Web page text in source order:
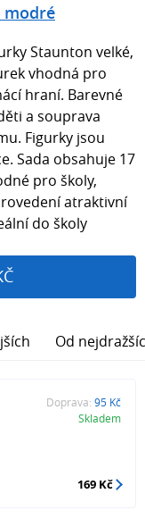
modré
Staunton velké,
vhodná pro
hraní. Barevné
a souprava
Figurky jsou
Sada obsahuje 17
pro školy,
atraktivní
do školy
Od
Doprava: 95 Kč
Skladem
169 Kč